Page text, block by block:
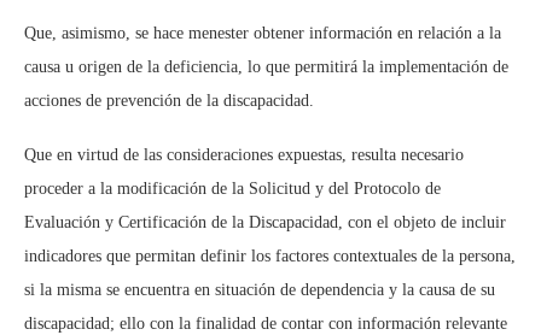
Que, asimismo, se hace menester obtener información en relación a la
causa u origen de la deficiencia, lo que permitirá la implementación de
acciones de prevención de la discapacidad.
Que en virtud de las consideraciones expuestas, resulta necesario
proceder a la modificación de la Solicitud y del Protocolo de
Evaluación y Certificación de la Discapacidad, con el objeto de incluir
indicadores que permitan definir los factores contextuales de la persona,
si la misma se encuentra en situación de dependencia y la causa de su
discapacidad; ello con la finalidad de contar con información relevante